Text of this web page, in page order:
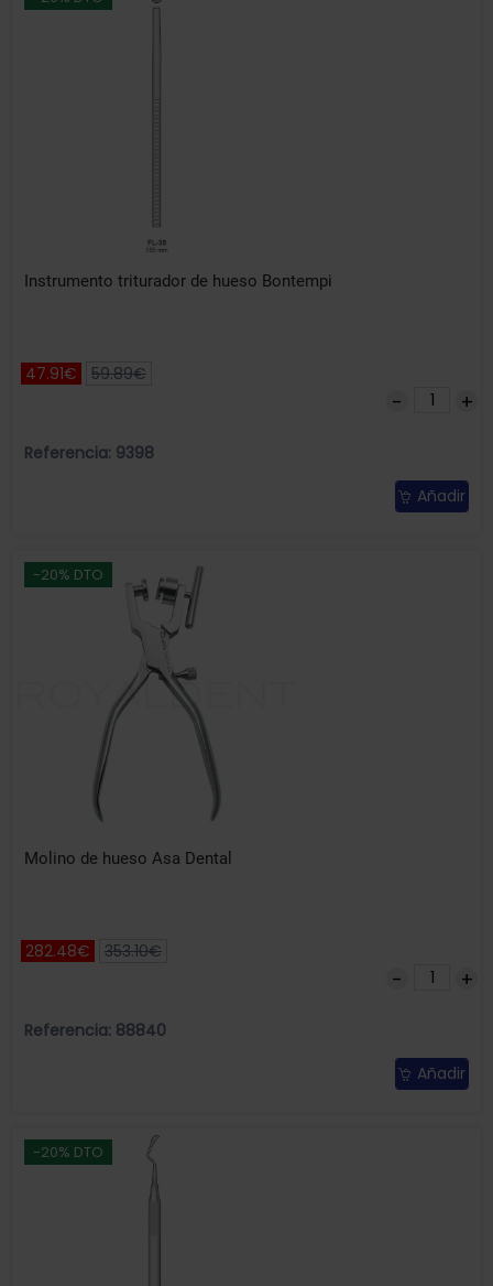
Instrumento triturador de hueso Bontempi
47.91€ 59.89€
Referencia: 9398
Añadir
-20% DTO
Molino de hueso Asa Dental
282.48€ 353.10€
Referencia: 88840
Añadir
-20% DTO